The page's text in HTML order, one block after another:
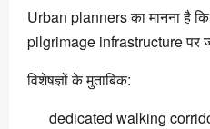
Urban planners का मानना है
pilgrimage infrastructure पर
विशेषज्ञों के मुताबिक:
dedicated walking